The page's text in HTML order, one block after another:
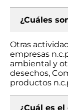
¿Cuáles
Otras
empresas
ambiental y
desechos,
productos
¿Cuál es